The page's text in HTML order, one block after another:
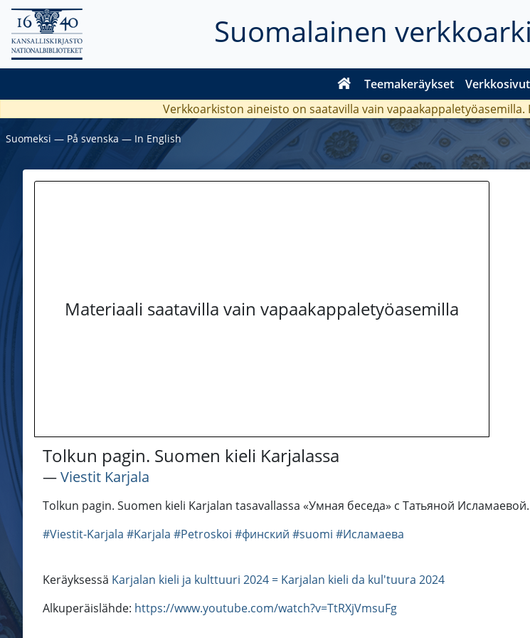
Suomalainen
Teemakeräykset Verkkosivut
Verkkoarkiston aineisto on saatavilla vain vapaakappaletyöasemilla.
Suomeksi ― På svenska ― In English
Materiaali saatavilla vain vapaakappaletyöasemilla
Tolkun pagin. Suomen kieli Karjalassa
―Viestit Karjala
Tolkun pagin. Suomen kieli Karjalan tasavallassa «Умная беседа» с Татьяной
#Viestit-Karjala #Karjala #Petroskoi #финский #suomi #Исламаева
Keräyksessä Karjalan kieli ja kulttuuri 2024 = Karjalan kieli da kul'tuura 2024
Alkuperäislähde: https://www.youtube.com/watch?v=TtRXjVmsuFg